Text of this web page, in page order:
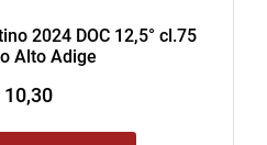
2024 DOC 12,5° cl.75
Alto Adige
10,30